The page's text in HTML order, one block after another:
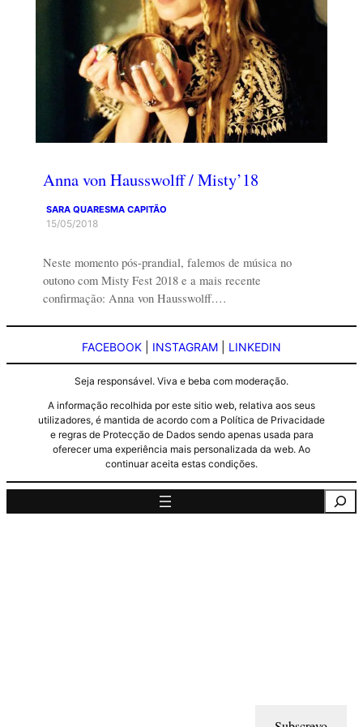
Anna von Hausswolff / Misty’18
SARA QUARESMA CAPITÃO
15/05/2018
Neste momento pós-prandial, falemos de música no
outono com Misty Fest 2018 e a mais recente
confirmação: Anna von Hausswolff.…
FACEBOOK INSTAGRAM LINKEDIN
Seja responsável. Viva e beba com moderação.
A informação recolhida por este sitio web, relativa aos seus
utilizadores, é mantida de acordo com a Política de Privacidade
e regras de Protecção de Dados sendo apenas usada para
oferecer uma experiência mais personalizada da web. Ao
continuar aceita estas condições.